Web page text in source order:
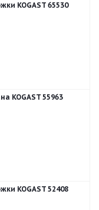
KOGAST 65530
KOGAST 55963
KOGAST 52408